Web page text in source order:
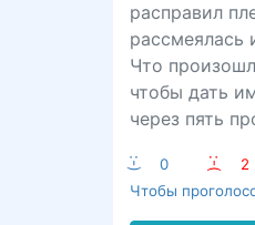
расправил
рассмеялась
Что
чтобы дать
через пять
:-) 0 :-(
2
Чтобы